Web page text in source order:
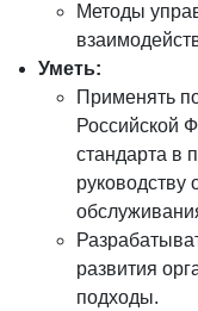
Методы
Уметь:
Применять
Российской
стандарта в
руководству
развития
подходы.